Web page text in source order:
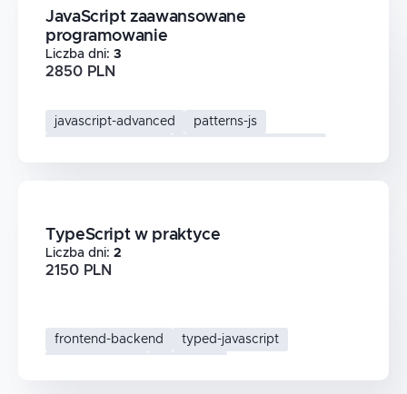
JavaScript zaawansowane
programowanie
Liczba dni: 3
2850 PLN
javascript-advanced
patterns-js
TypeScript w praktyce
Liczba dni: 2
2150 PLN
frontend-backend
typed-javascript